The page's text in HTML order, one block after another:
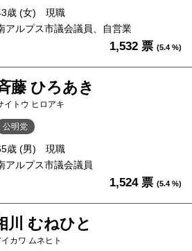
歳 (女)
現職
アルプス市議会議員、自営業
1,532 票 (5.4 %)
藤 ひろあき
イトウ ヒロアキ
公明党
歳 (男)
現職
アルプス市議会議員
1,524 票 (5.4 %)
川 むねひと
イカワ ムネヒト